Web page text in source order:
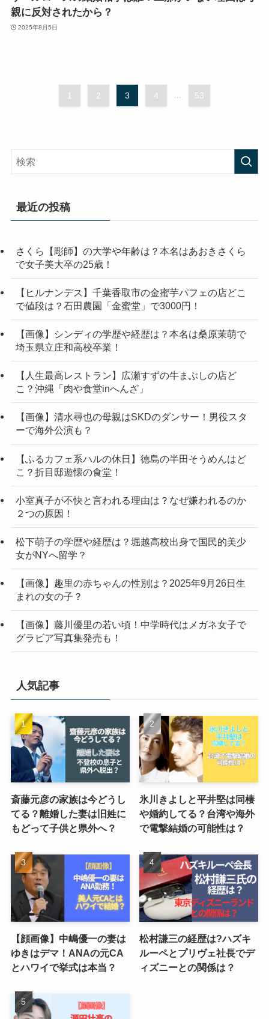
親に反対されたから？
2025年8月5日
1 2 3 4 ... 53
最近の投稿
さくら【彫師】の大学や年齢は？本名はあおきさくら
で女子美大卒の25歳！
【ヒルナンデス】千葉香取市の金蜜芋パフェの店どこ
で値段は？石田農園「金蜜堂」で3000円！
【画像】シンディの学歴や経歴は？本名は桑原茉萌で
埼玉県立庄和高校卒業！
【人生最高レストラン】広瀬すずの牛まぶしの店ど
こ？沖縄「肉や食堂inへんざ」
【画像】清水尋也の母親はSKDのダンサー！男役スタ
ーで海外公演も？
【ふるカフェ系ハルの休日】徳島の半田そうめんはど
こ？折目邸遊懐の食堂！
小室真子が不快と言われる理由は？なぜ嫌われるのか
２つの原因！
松下萌子の学歴や経歴は？堀越高校出身で国民的美少
女がNYへ留学？
【画像】趣里の赤ちゃんの性別は？2025年9月26日生
まれの女の子？
【画像】藤川優里の若い頃！中学時代はメガネ女子で
グラビア写真集発売も！
人気記事
斎藤元彦の家族は今どうし
てる？離婚した妻は旧姓に
もどって子供と県外へ？
氷川きよしと平井堅は同棲
や婚約してる？台湾や海外
で電撃結婚の可能性は？
【顔画像】中嶋優一の妻は
ゆきはデマ！ANAの元CA
とハワイで挙式は本当？
松村謙三の経歴は?ハズキ
ルーペとプリヴェ社長でデ
ィズニーとの関係は？